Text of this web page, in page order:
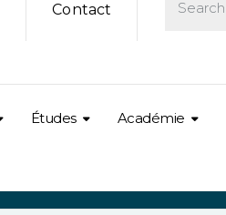
Contact
Études Académie